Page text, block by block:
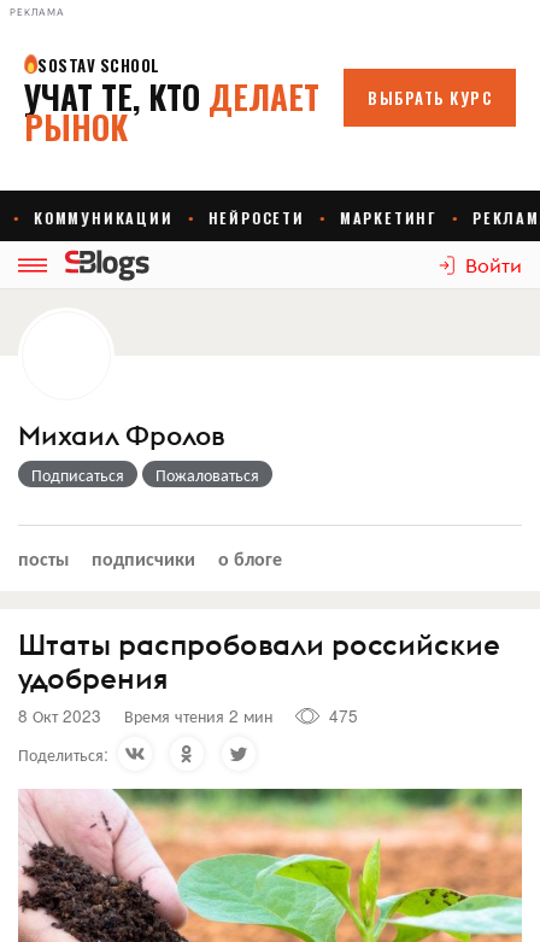
РЕКЛАМА
Войти
Михаил Фролов
Подписаться Пожаловаться
посты подписчики о блоге
Штаты распробовали российские
удобрения
8 Окт 2023 Время чтения 2 мин
475
Поделиться: